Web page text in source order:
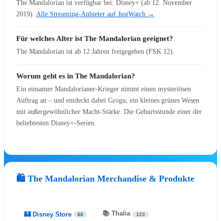
🎻 Disney Worlds Collide Concert Tour
🎻 Disney at Neuschwanstein
🎻 2026
Relaxed Performance am 18.
DER KÖNIG DER LÖWEN Relaxed
The Mandalorian ist verfügbar bei: Disney+ (ab 12. November
2019). Alle Streaming-Anbieter auf JustWatch →
Für welches Alter ist The Mandalorian geeignet?
The Mandalorian ist ab 12 Jahren freigegeben (FSK 12).
Worum geht es in The Mandalorian?
Ein einsamer Mandalorianer-Krieger nimmt einen mysteriösen
Auftrag an – und entdeckt dabei Grogu, ein kleines grünes Wesen
mit außergewöhnlicher Macht-Stärke. Die Geburtsstunde einer der
beliebtesten Disney+-Serien.
🛍️ The Mandalorian Merchandise & Produkte
🏰 Disney Store 66 📚 Thalia 123